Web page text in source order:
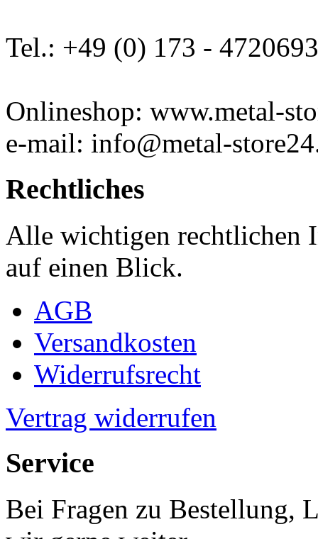
Tel.: +49 (0) 173 - 4720693
Onlineshop: www.metal-
e-mail: info@metal-
Rechtliches
Alle wichtigen rechtlichen
auf einen Blick.
AGB
Versandkosten
Widerrufsrecht
Vertrag widerrufen
Service
Bei Fragen zu Bestellung,